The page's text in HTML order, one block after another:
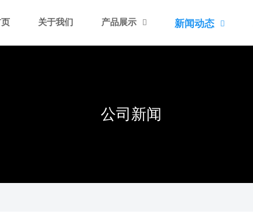
关于我们 产品展示  新闻动态 
公司新闻